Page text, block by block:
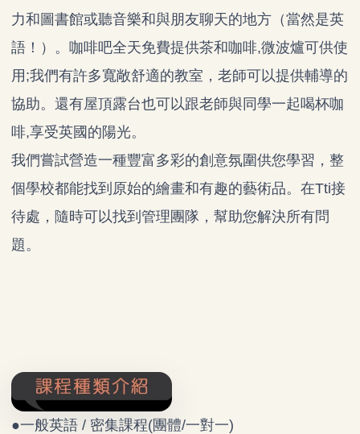
力和圖書館或聽音樂和與朋友聊天的地方（當然是英
語！）。咖啡吧全天免費提供茶和咖啡,微波爐可供使
用;我們有許多寬敞舒適的教室，老師可以提供輔導的
協助。還有屋頂露台也可以跟老師與同學一起喝杯咖
啡,享受英國的陽光。
我們嘗試營造一種豐富多彩的創意氛圍供您學習，整
個學校都能找到原始的繪畫和有趣的藝術品。在Tti接
待處，隨時可以找到管理團隊，幫助您解決所有問
題。
●一般英語 / 密集課程(團體/一對一)